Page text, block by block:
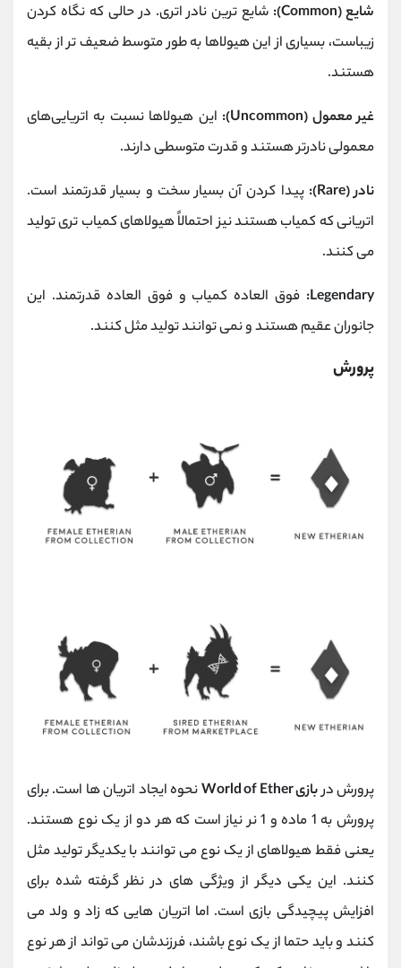
شایع (Common):
شایع ترین نادر اتری. در حالی که نگاه کردن
زیباست، بسیاری از این هیولاها به طور متوسط ضعیف تر از بقیه
هستند.
غیر معمول (Uncommon):
این هیولاها نسبت به اتریایی‌های
معمولی نادرتر هستند و قدرت متوسطی دارند.
نادر (Rare):
پیدا کردن آن بسیار سخت و بسیار قدرتمند است.
اتریانی که کمیاب هستند نیز احتمالاً هیولاهای کمیاب تری تولید
می کنند.
Legendary: فوق العاده کمیاب و فوق العاده قدرتمند. این
جانوران عقیم هستند و نمی توانند تولید مثل کنند.
پرورش
پرورش دربازی World of Ether
نحوه ایجاد اتریان ها است. برای
پرورش به 1 ماده و 1 نر نیاز است که هر دو از یک نوع هستند.
یعنی فقط هیولاهای از یک نوع می توانند با یکدیگر تولید مثل
کنند. این یکی دیگر از ویژگی های در نظر گرفته شده برای
افزایش پیچیدگی بازی است. اما اتریان هایی که زاد و ولد می
کنند و باید حتما از یک نوع باشند، فرزندشان می تواند از هر نوع